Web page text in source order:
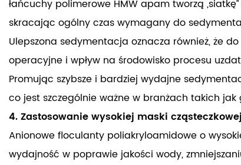
łańcuchy polimerowe HMW apam tworzą
skracając ogólny czas wymagany do
Ulepszona sedymentacja oznacza również, że
operacyjne i wpływ na środowisko procesu
Promując szybsze i bardziej wydajne
co jest szczególnie ważne w branżach takich
4. Zastosowanie wysokiej maski
Anionowe floculanty poliakryloamidowe o
wydajność w poprawie jakości wody,